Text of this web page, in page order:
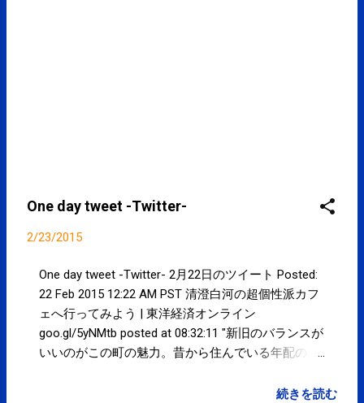
One day tweet -Twitter-
2/23/2015
One day tweet -Twitter- 2月22日のツイート Posted:
22 Feb 2015 12:22 AM PST 清澄白河の超個性派カフ
ェへ行ってみよう | 東洋経済オンライン
goo.gl/5yNMtb posted at 08:32:11 "新旧のバランスが
いいのがこの町の魅力。昔から住んでいる年配の
たちやクリエイターの移住も増えて、多様な人々が
続きを読む